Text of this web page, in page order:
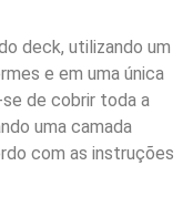
deck, utilizando um
e em uma única
de cobrir toda a
uma camada
com as instruções